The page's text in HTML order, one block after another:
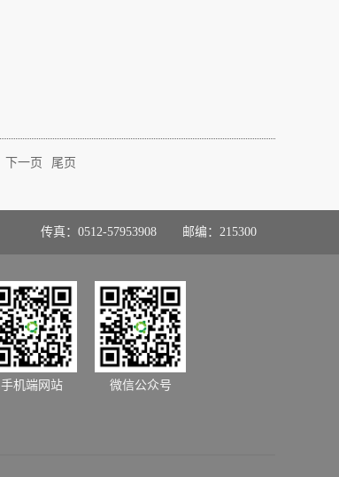
下一页 尾页
传真：0512-57953908 邮编：215300
手机端网站 微信公众号